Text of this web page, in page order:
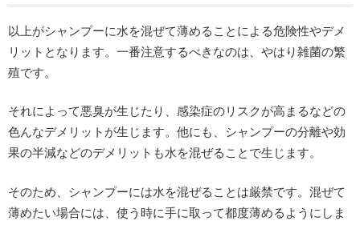
以上がシャンプーに水を混ぜて薄めることによる危険性やデメ
リットとなります。一番注意するべきなのは、やはり雑菌の繁
殖です。
それによって悪臭が生じたり、感染症のリスクが高まるなどの
色んなデメリットが生じます。他にも、シャンプーの分離や効
果の半減などのデメリットも水を混ぜることで生じます。
そのため、シャンプーには水を混ぜることは厳禁です。混ぜて
薄めたい場合には、使う時に手に取って都度薄めるようにしま